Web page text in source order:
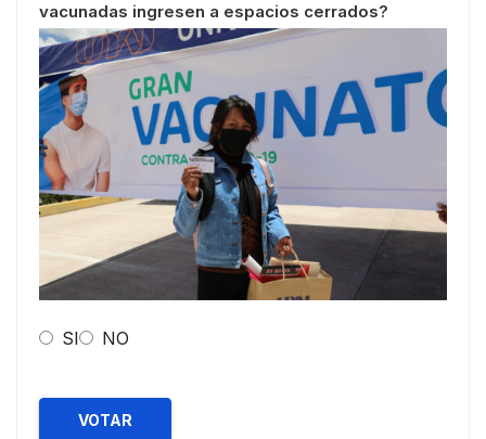
vacunadas ingresen a espacios cerrados?
SI NO
VOTAR